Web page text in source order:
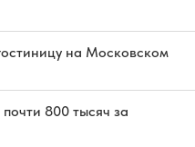
на Московском
800 тысяч за